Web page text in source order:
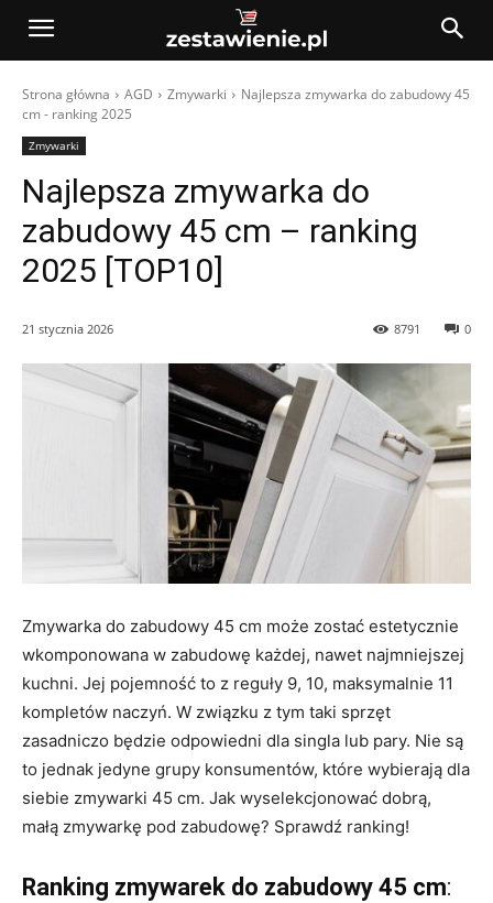
Strona główna AGD Zmywarki
Najlepsza zmywarka do zabudowy 45
cm - ranking 2025
Zmywarki
Najlepsza zmywarka do
zabudowy 45 cm – ranking
2025 [TOP10]
21 stycznia 2026 0
8791
Zmywarka do zabudowy 45 cm może zostać estetycznie
wkomponowana w zabudowę każdej, nawet najmniejszej
kuchni. Jej pojemność to z reguły 9, 10, maksymalnie 11
kompletów naczyń. W związku z tym taki sprzęt
zasadniczo będzie odpowiedni dla singla lub pary. Nie są
to jednak jedyne grupy konsumentów, które wybierają dla
siebie zmywarki 45 cm. Jak wyselekcjonować dobrą,
małą zmywarkę pod zabudowę? Sprawdź ranking!
Ranking zmywarek do zabudowy 45 cm: